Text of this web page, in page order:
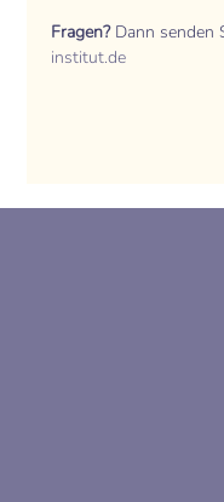
Fragen? Dann senden
institut.de